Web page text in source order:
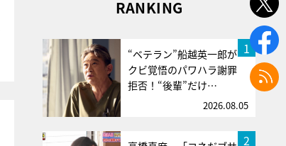
RANKING
1
“ベテラン”船越英一郎が
クビ覚悟のパワハラ謝罪
拒否！“後輩”だけ…
2026.08.05
2